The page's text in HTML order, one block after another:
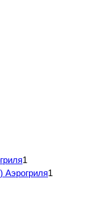
1
Аэрогриля1